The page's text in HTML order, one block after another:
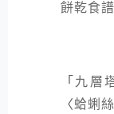
餅乾食
「 九層
〈蛤蜊